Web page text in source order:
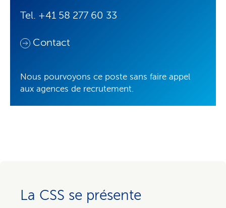
Tel. +41 58 277 60 33
Contact
Nous pourvoyons ce poste sans faire appel
aux agences de recrutement.
La CSS se présente